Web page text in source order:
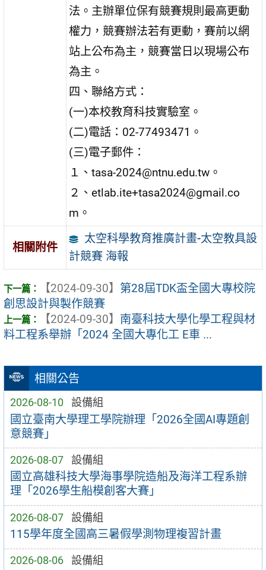
相關公告
2026-08-10 設備組
國立臺南大學理工學院辦理「2026全國AI專題創
意競賽」
2026-08-07 設備組
國立高雄科技大學海事學院造船及海洋工程系辦
理「2026學生船模創客大賽」
2026-08-07 設備組
115學年度全國高三暑假學測物理複習計畫
2026-08-06 設備組
法。主辦單位保有競賽規則最高更動
權力，競賽辦法若有更動，賽前以網
站上公布為主，競賽當日以現場公布
為主。
四、聯絡方式：
(一)本校教育科技實驗室。
(二)電話：02-77493471。
(三)電子郵件：
１、tasa-2024@ntnu.edu.tw。
２、etlab.ite+tasa2024@gmail.co
m。
相關附件
太空科學教育推廣計畫-太空教具設
計競賽 海報
【2024-09-30】 第28屆TDK盃全國大專校院
創思設計與製作競賽
【2024-09-30】 南臺科技大學化學工程與材
料工程系舉辦「2024 全國大專化工 E車 ...